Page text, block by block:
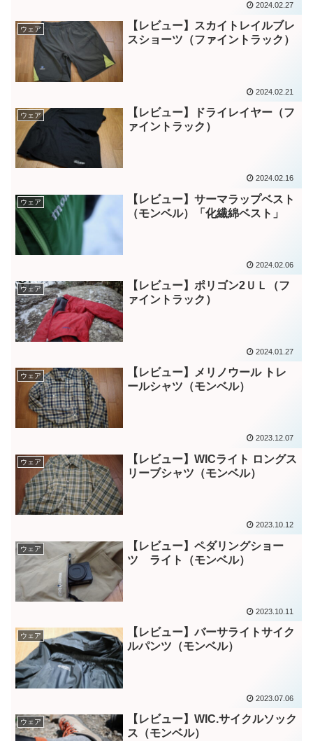
2024.02.27
ウェア
【レビュー】スカイトレイルブレ
スショーツ（ファイントラック）
2024.02.21
ウェア
【レビュー】ドライレイヤー（フ
ァイントラック）
2024.02.16
ウェア
【レビュー】サーマラップベスト
（モンベル）「化繊綿ベスト」
2024.02.06
ウェア
【レビュー】ポリゴン2ＵＬ（フ
ァイントラック）
2024.01.27
ウェア
【レビュー】メリノウール トレ
ールシャツ（モンベル）
2023.12.07
ウェア
【レビュー】WICライト ロングス
リーブシャツ（モンベル）
2023.10.12
ウェア
【レビュー】ペダリングショー
ツ ライト（モンベル）
2023.10.11
ウェア
【レビュー】バーサライトサイク
ルパンツ（モンベル）
2023.07.06
ウェア
【レビュー】WIC.サイクルソック
ス（モンベル）